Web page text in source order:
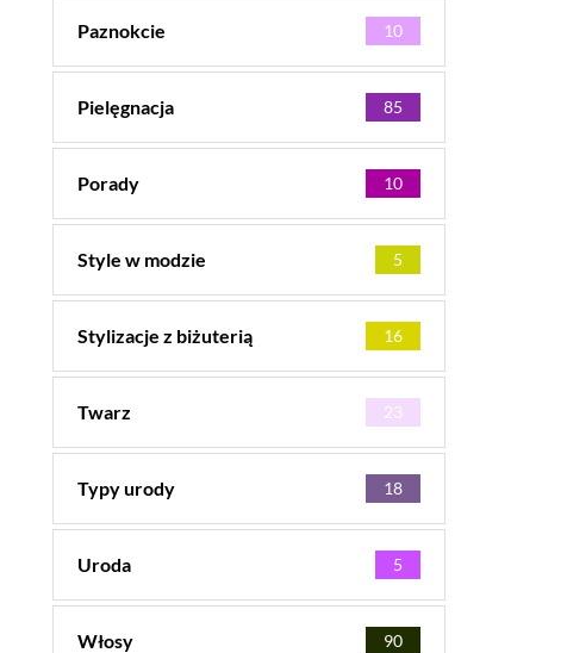
Paznokcie 10
Pielęgnacja 85
Porady 10
Style w modzie 5
Stylizacje z biżuterią 16
Twarz 23
Typy urody 18
Uroda 5
Włosy 90